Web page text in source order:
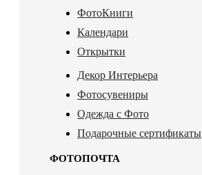
ФотоКниги
Календари
Открытки
Декор Интерьера
Фотосувениры
Одежда с Фото
Подарочные сертификаты
ФОТОПОЧТА